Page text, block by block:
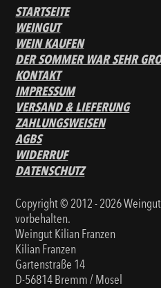
STARTSEITE
WEINGUT
WEIN KAUFEN
DER SOMMER WAR SEHR
KONTAKT
IMPRESSUM
VERSAND & LIEFERUNG
ZAHLUNGSWEISEN
AGBS
WIDERRUF
DATENSCHUTZ
Copyright © 2012 - 2026
vorbehalten.
Weingut Kilian Franzen
Kilian Franzen
Gartenstraße 14
D-56814 Bremm / Mosel